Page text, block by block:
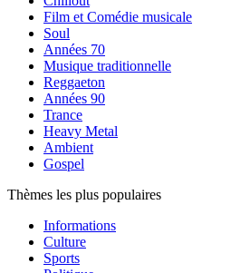
Film et Comédie musicale
Soul
Années 70
Musique traditionnelle
Reggaeton
Années 90
Trance
Heavy Metal
Ambient
Gospel
Thèmes les plus populaires
Informations
Culture
Sports